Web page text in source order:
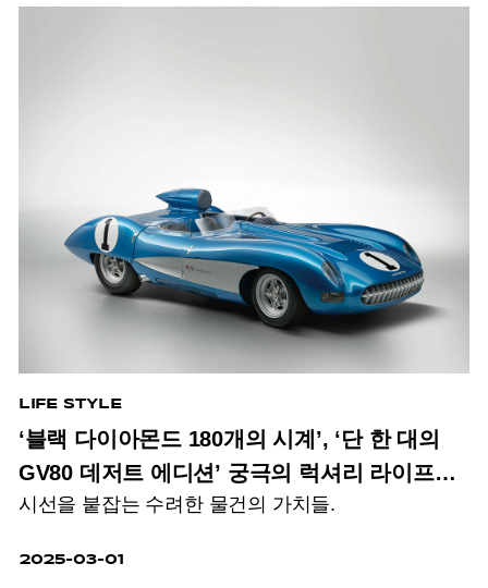
LIFE STYLE
‘블랙 다이아몬드 180개의 시계’, ‘단 한 대의
GV80 데저트 에디션’ 궁극의 럭셔리 라이프
아이템?
시선을 붙잡는 수려한 물건의 가치들.
2025-03-01